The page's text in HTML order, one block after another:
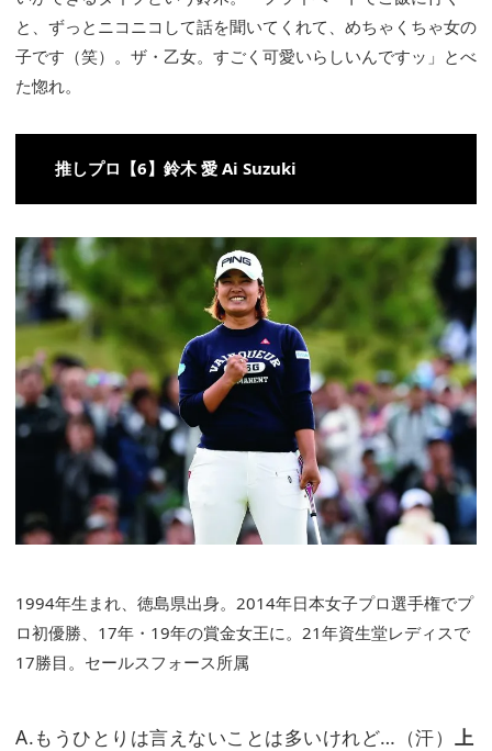
と、ずっとニコニコして話を聞いてくれて、めちゃくちゃ女の
子です（笑）。ザ・乙女。すごく可愛いらしいんですッ」とべ
た惚れ。
推しプロ【6】鈴木 愛 Ai Suzuki
1994年生まれ、徳島県出身。2014年日本女子プロ選手権でプ
ロ初優勝、17年・19年の賞金女王に。21年資生堂レディスで
17勝目。セールスフォース所属
A.もうひとりは言えないことは多いけれど…（汗）
上